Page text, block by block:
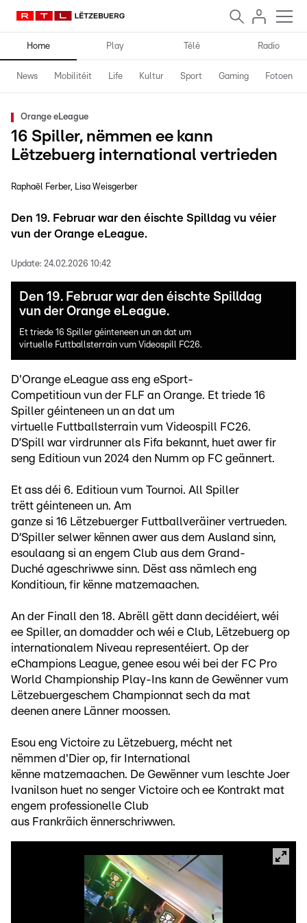
Home Play Télé Radio
News Mobilitéit Life Kultur Sport Gaming Fotoen
Orange eLeague
16 Spiller, nëmmen ee kann
Lëtzebuerg international vertrieden
Raphaël Ferber Lisa Weisgerber
Den 19. Februar war den éischte Spilldag vu véier
vun der Orange eLeague.
Update: 24.02.2026 10:42
Den 19. Februar war den éischte Spilldag
vun der Orange eLeague.
Et triede 16 Spiller géinteneen un an dat um
virtuelle Futtballsterrain vum Videospill FC26.
D'Orange eLeague ass eng eSport-
Competitioun vun der FLF an Orange. Et triede 16
Spiller géinteneen un an dat um
virtuelle Futtballsterrain vum Videospill FC26.
D’Spill war virdrunner als Fifa bekannt, huet awer fir
seng Editioun vun 2024 den Numm op FC geännert.
Et ass déi 6. Editioun vum Tournoi. All Spiller
trëtt géinteneen un. Am
ganze si 16 Lëtzebuerger Futtballveräiner vertrueden.
D‘Spiller selwer kënnen awer aus dem Ausland sinn,
esoulaang si an engem Club aus dem Grand-
Duché ageschriwwe sinn. Dëst ass nämlech eng
Konditioun, fir kënne matzemaachen.
An der Finall den 18. Abrëll gëtt dann decidéiert, wéi
ee Spiller, an domadder och wéi e Club, Lëtzebuerg op
internationalem Niveau representéiert. Op der
eChampions League, genee esou wéi bei der FC Pro
World Championship Play-Ins kann de Gewënner vum
Lëtzebuergeschem Championnat sech da mat
deenen anere Länner moossen.
Esou eng Victoire zu Lëtzebuerg, mécht net
nëmmen d'Dier op, fir International
kënne matzemaachen. De Gewënner vum leschte Joer
Ivanilson huet no senger Victoire och ee Kontrakt mat
engem professionelle Club
aus Frankräich ënnerschriwwen.